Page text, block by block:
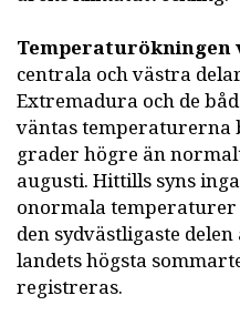
Temperaturökningen
centrala och västra
Extremadura och de
väntas temperaturerna
grader högre än
augusti. Hittills syns
onormala
den sydvästligaste
landets högsta
registreras.